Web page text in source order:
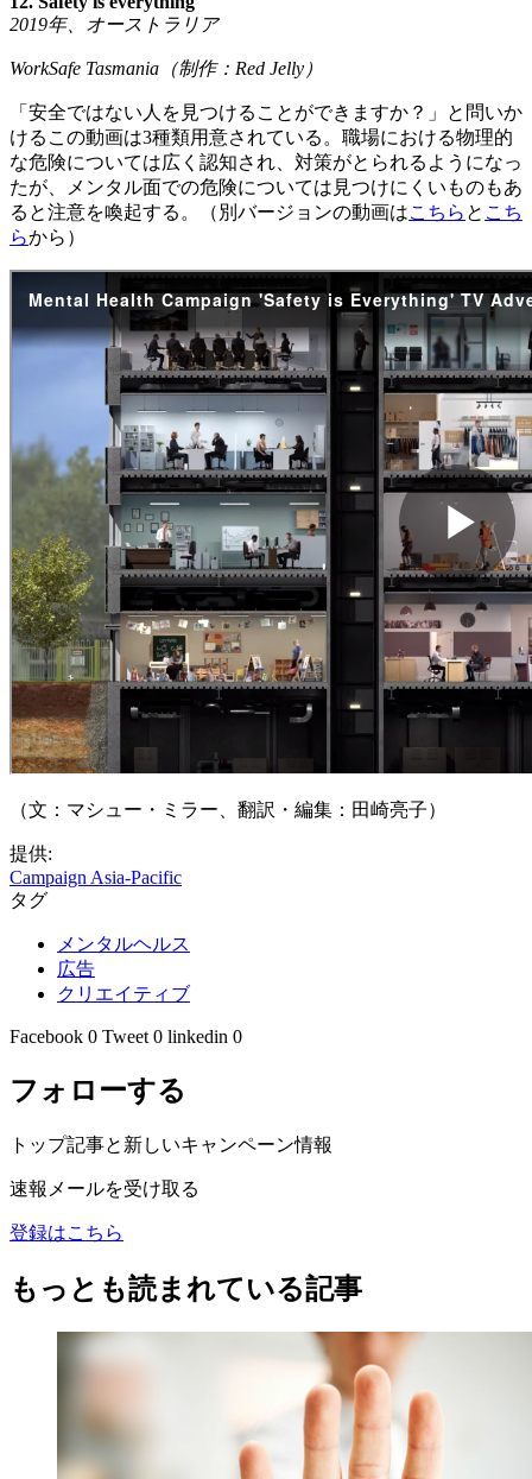
2019年、オーストラリア
WorkSafe Tasmania （制作： Red Jelly ）
「安全ではない人を見つけることができますか？」と問いか
けるこの動画は3種類用意されている。職場における物理的
な危険については広く認知され、対策がとられるようになっ
たが、メンタル面での危険については見つけにくいものもあ
ると注意を喚起する。（別バージョンの動画はこちら と こち
らから）
（文：マシュー・ミラー、翻訳・編集：田崎亮子）
提供:
Campaign Asia-Pacific
タグ
メンタルヘルス
広告
クリエイティブ
Facebook 0 Tweet 0 linkedin 0
フォローする
トップ記事と新しいキャンペーン情報
速報メールを受け取る
登録はこちら
もっとも読まれている記事